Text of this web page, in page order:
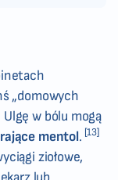
„domowych
w bólu mogą
mentol. [13]
ziołowe,